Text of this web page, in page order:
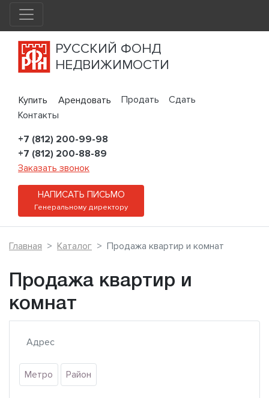
РУССКИЙ ФОНД
НЕДВИЖИМОСТИ
Купить Арендовать Продать
Сдать
Контакты
+7 (812) 200-99-98
+7 (812) 200-88-89
Заказать звонок
НАПИСАТЬ ПИСЬМО
Генеральному директору
Главная Каталог Продажа квартир и комнат
Продажа квартир и
комнат
Метро Район